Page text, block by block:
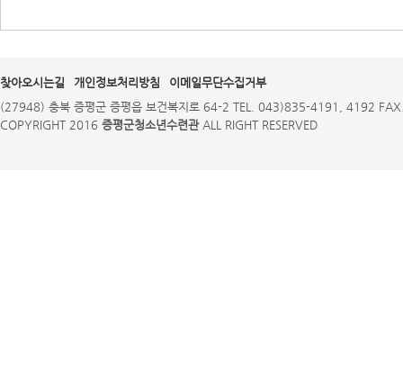
찾아오시는길 개인정보처리방침
이메일무단수집거부
(27948) 충북 증평군 증평읍 보건복지로 64-2 TEL. 043)835-4191, 4192
COPYRIGHT 2016 증평군청소년수련관ALL RIGHT RESERVED